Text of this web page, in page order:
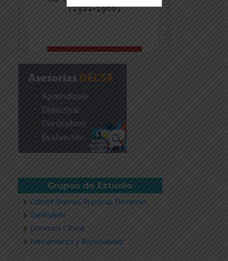
Grupos de Estudio
Comité Buenas Practicas Docentes
Currículum
Docencia Clínica
Pensamiento y Racionalidad